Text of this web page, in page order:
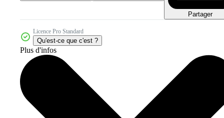
Partager
Licence Pro Standard
Qu'est-ce que c'est ?
Plus d'infos